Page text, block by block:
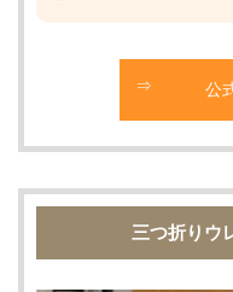
公
三つ折りウ